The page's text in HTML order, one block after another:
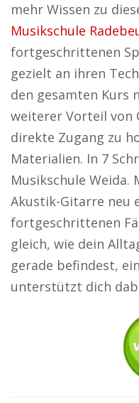
mehr Wissen zu
Musikschule
fortgeschrittenen
gezielt an ihren
den gesamten Kurs
weiterer Vorteil von
direkte Zugang zu
Materialien. In 7
Musikschule Weida.
Akustik-Gitarre neu
fortgeschrittenen
gleich, wie dein
gerade befindest,
unterstützt dich